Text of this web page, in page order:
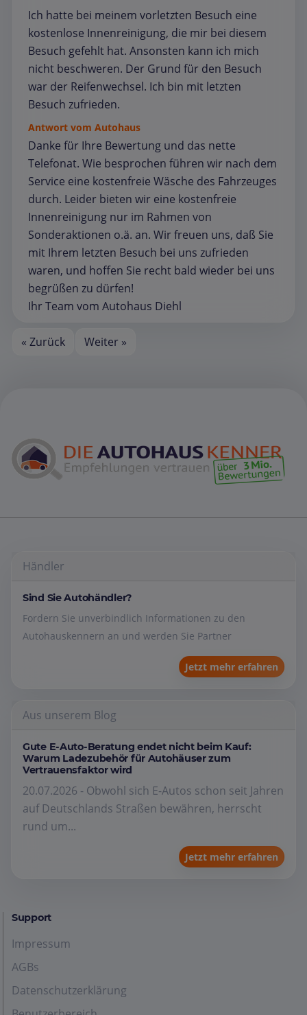
Ich hatte bei meinem vorletzten Besuch eine
kostenlose Innenreinigung, die mir bei diesem
Besuch gefehlt hat. Ansonsten kann ich mich
nicht beschweren. Der Grund für den Besuch
war der Reifenwechsel. Ich bin mit letzten
Besuch zufrieden.
Antwort vom Autohaus
Danke für Ihre Bewertung und das nette
Telefonat. Wie besprochen führen wir nach dem
Service eine kostenfreie Wäsche des Fahrzeuges
durch. Leider bieten wir eine kostenfreie
Innenreinigung nur im Rahmen von
Sonderaktionen o.ä. an. Wir freuen uns, daß Sie
mit Ihrem letzten Besuch bei uns zufrieden
waren, und hoffen Sie recht bald wieder bei uns
begrüßen zu dürfen!
Ihr Team vom Autohaus Diehl
« Zurück Weiter »
Händler
Sind Sie Autohändler?
Fordern Sie unverbindlich Informationen zu den
Autohauskennern an und werden Sie Partner
Jetzt mehr erfahren
Aus unserem Blog
Gute E-Auto-Beratung endet nicht beim Kauf:
Warum Ladezubehör für Autohäuser zum
Vertrauensfaktor wird
20.07.2026 - Obwohl sich E-Autos schon seit Jahren
auf Deutschlands Straßen bewähren, herrscht
rund um...
Jetzt mehr erfahren
Support
Impressum
AGBs
Datenschutzerklärung